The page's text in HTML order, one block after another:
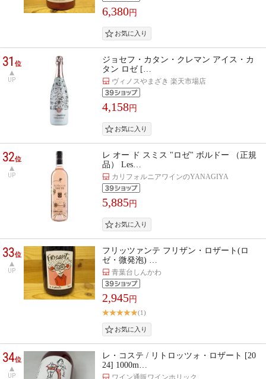
6,380円
31位
UP
ジョセフ・カタン・クレマン アイス・カ
タン ロゼ […
ヴィノスやまざき 楽天市場店
4,158円
32位
UP
レ オー ド スミス "ロゼ" ボルドー （正規
品） Les…
カリフォルニアワインのYANAGIYA
5,885円
33位
UP
フリッツァンテ フリザン・ロザート(ロ
ゼ・微発泡) …
青葉台しんかわ
2,945円
(1)
34位
UP
レ・コステ / リトロッツォ・ロザート [20
24] 1000m…
ワイン通販ワインホリック